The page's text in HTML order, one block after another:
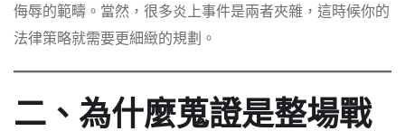
侮辱的範疇。當然，很多炎上事件是兩者夾雜，這時候你的
法律策略就需要更細緻的規劃。
二、為什麼蒐證是整場戰